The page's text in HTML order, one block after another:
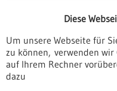
Veranstaltungen
Erscheinungsdatum
Diese
Um unsere Webseite für
zu können, verwenden wir
auf Ihrem Rechner
dazu